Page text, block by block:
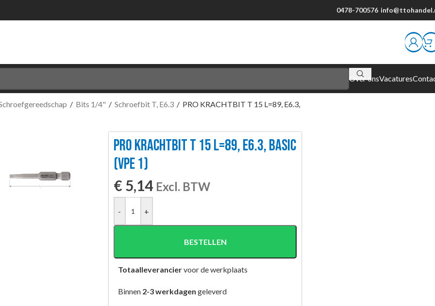
0478-700576
Over onsVacatures
/ Bits 1/4" / Schroefbit T, E6.3 / PRO KRACHTBIT T 15 L=89, E6.3,
PRO KRACHTBIT T 15 L=89, E6.3, BASIC
(VPE 1)
€ 5,14 Excl. BTW
- +
BESTELLEN
Totaalleveranciervoor de werkplaats
Binnen 2-3 werkdagen geleverd